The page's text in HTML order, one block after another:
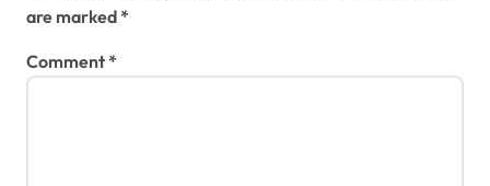
are marked*
Comment*